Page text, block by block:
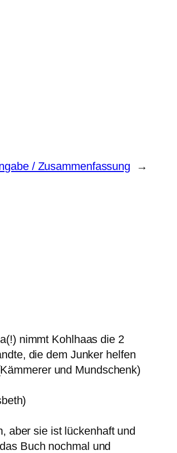
/ Zusammenfassung →
nimmt Kohlhaas die 2
die dem Junker helfen
und Mundschenk)
aber sie ist lückenhaft und
Buch nochmal und